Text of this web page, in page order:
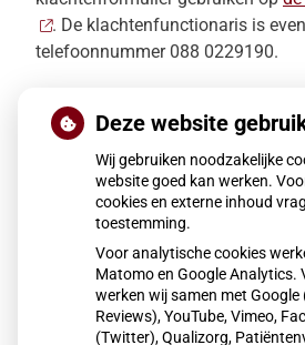
. De klachtenfunctionaris is
telefoonnummer 088 0229190.
klachtenfunctionaris niet uit
uitspraak over uw klacht vragen bij
geschilleninstantie
onafhankelijke commissie bestaat
(jurist) en uit leden namens de
namens de huisartsen. De
bijgestaan door een ambtelijk
Deze website
Wij gebruiken noodzakelijke
website goed kan werken.
cookies en externe inhoud
toestemming.
Voor analytische cookies
Matomo en Google Analytics.
werken wij samen met Google
Reviews), YouTube, Vimeo,
(Twitter), Qualizorg,